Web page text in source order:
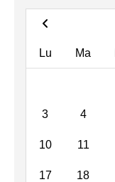
Lu Ma
3 4
10 11
17 18